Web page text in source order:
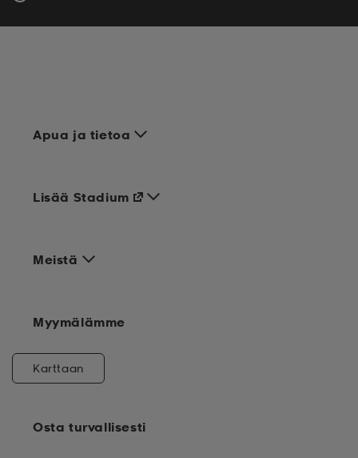
Apua ja tietoa
Meistä
Osta turvallisesti
Lisää Stadium
Myymälämme
Karttaan